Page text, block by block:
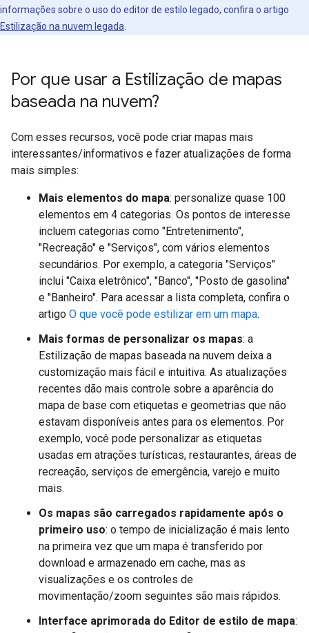
informações sobre o uso do editor de estilo legado, confira o artigo
Estilização na nuvem legada
Por que usar a Estilização de mapas
baseada na nuvem?
Com esses recursos, você pode criar mapas mais
interessantes/informativos e fazer atualizações de forma
mais simples:
Mais elementos do mapa: personalize quase 100
elementos em 4 categorias. Os pontos de interesse
incluem categorias como "Entretenimento",
"Recreação" e "Serviços", com vários elementos
secundários. Por exemplo, a categoria "Serviços"
inclui "Caixa eletrônico", "Banco", "Posto de gasolina"
e "Banheiro". Para acessar a lista completa, confira o
artigo O que você pode estilizar em um mapa.
Mais formas de personalizar os mapas: a
Estilização de mapas baseada na nuvem deixa a
customização mais fácil e intuitiva. As atualizações
recentes dão mais controle sobre a aparência do
mapa de base com etiquetas e geometrias que não
estavam disponíveis antes para os elementos. Por
exemplo, você pode personalizar as etiquetas
usadas em atrações turísticas, restaurantes, áreas de
recreação, serviços de emergência, varejo e muito
mais.
Os mapas são carregados rapidamente após o
primeiro uso: o tempo de inicialização é mais lento
na primeira vez que um mapa é transferido por
download e armazenado em cache, mas as
visualizações e os controles de
movimentação/zoom seguintes são mais rápidos.
Interface aprimorada do Editor de estilo de mapa: